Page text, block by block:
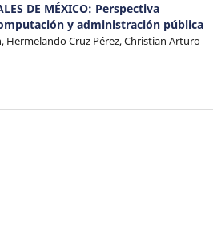
DE MÉXICO: Perspectiva
y administración pública
Hermelando Cruz Pérez, Christian Arturo